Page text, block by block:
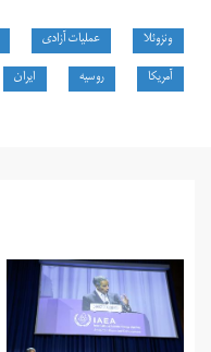
ونزوئلا عملیات آزادی
آمریکا
روسیه ایران